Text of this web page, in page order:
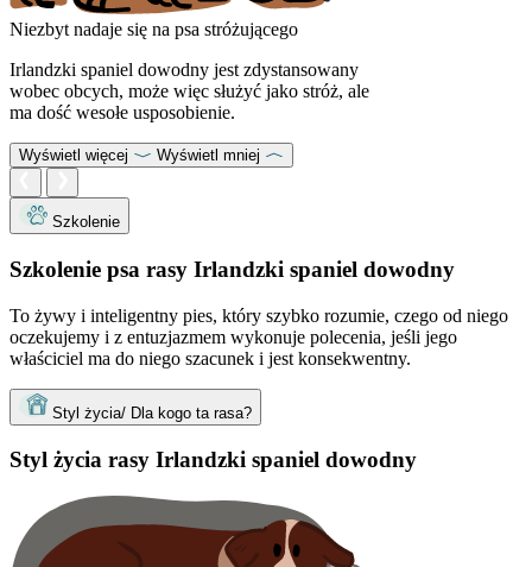
Niezbyt nadaje się na psa stróżującego
Irlandzki spaniel dowodny jest zdystansowany
wobec obcych, może więc służyć jako stróż, ale
ma dość wesołe usposobienie.
Wyświetl więcej Wyświetl mniej
Szkolenie
Szkolenie psa rasy Irlandzki spaniel dowodny
To żywy i inteligentny pies, który szybko rozumie, czego od niego
oczekujemy i z entuzjazmem wykonuje polecenia, jeśli jego
właściciel ma do niego szacunek i jest konsekwentny.
Styl życia/ Dla kogo ta rasa?
Styl życia rasy Irlandzki spaniel dowodny